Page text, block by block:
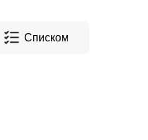
Списком